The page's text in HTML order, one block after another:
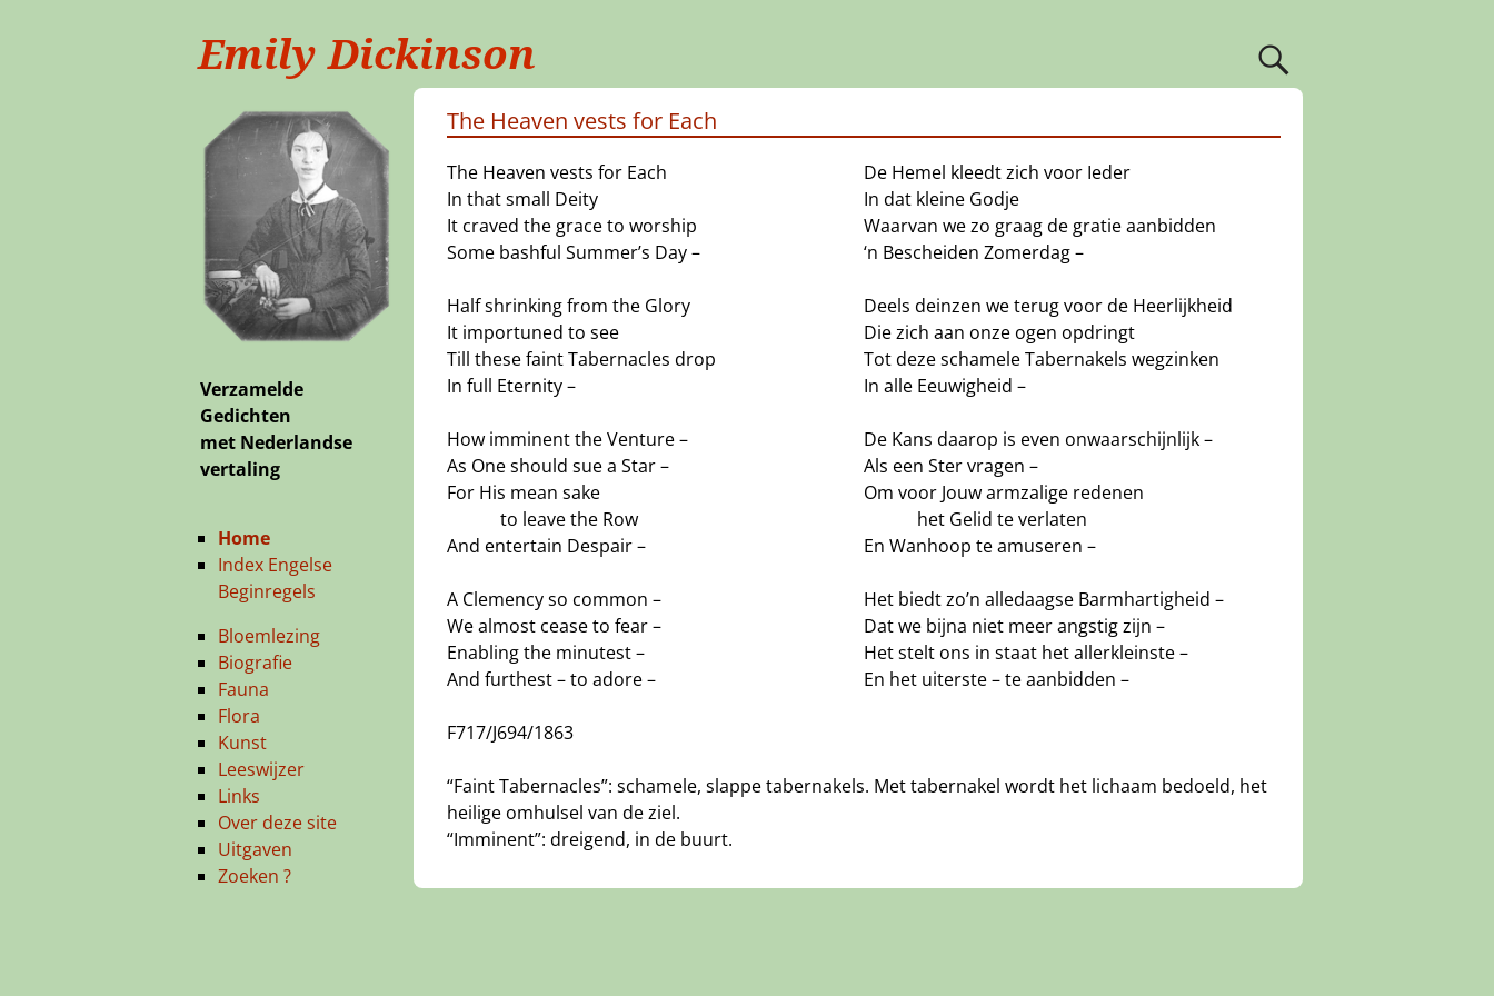
Emily Dickinson
The Heaven vests for Each
The Heaven vests for Each
In that small Deity
It craved the grace to worship
Some bashful Summer’s Day –
Half shrinking from the Glory
It importuned to see
Till these faint Tabernacles drop
In full Eternity –
How imminent the Venture –
As One should sue a Star –
For His mean sake
to leave the Row
And entertain Despair –
A Clemency so common –
We almost cease to fear –
Enabling the minutest –
And furthest – to adore –
F717/J694/1863
De Hemel kleedt zich voor Ieder
In dat kleine Godje
Waarvan we zo graag de gratie aanbidden
‘n Bescheiden Zomerdag –
Deels deinzen we terug voor de Heerlijkheid
Die zich aan onze ogen opdringt
Tot deze schamele Tabernakels wegzinken
In alle Eeuwigheid –
De Kans daarop is even onwaarschijnlijk –
Als een Ster vragen –
Om voor Jouw armzalige redenen
het Gelid te verlaten
En Wanhoop te amuseren –
Het biedt zo’n alledaagse Barmhartigheid –
Dat we bijna niet meer angstig zijn –
Het stelt ons in staat het allerkleinste –
En het uiterste – te aanbidden –
“Faint Tabernacles”: schamele, slappe tabernakels. Met tabernakel wordt het lichaam bedoeld, het
heilige omhulsel van de ziel.
“Imminent”: dreigend, in de buurt.
Verzamelde
Gedichten
met Nederlandse
vertaling
Home
Index Engelse
Beginregels
Bloemlezing
Biografie
Fauna
Flora
Kunst
Leeswijzer
Links
Over deze site
Uitgaven
Zoeken ?